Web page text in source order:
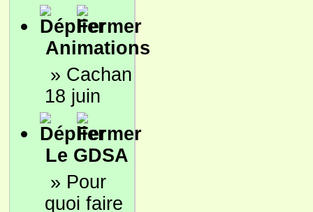
Animations
» Cachan
18 juin
Le GDSA
» Pour
quoi faire